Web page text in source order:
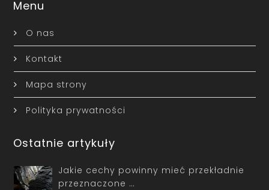
Menu
O nas
Kontakt
Mapa strony
Polityka prywatności
Ostatnie artykuły
Jakie cechy powinny mieć przekładnie
przeznaczone …